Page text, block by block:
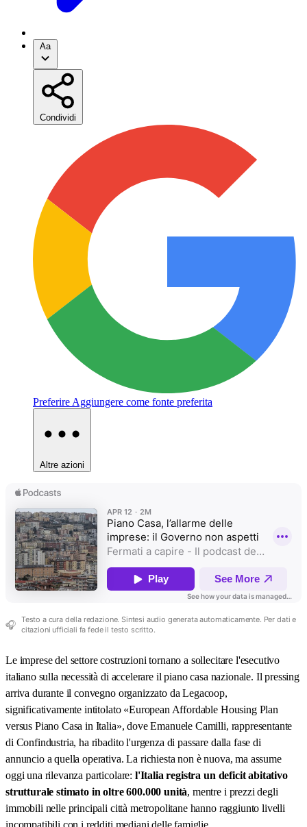
Aa
Condividi
Preferire Aggiungere come fonte preferita
Altre azioni
🎧 Testo a cura della redazione. Sintesi audio generata automaticamente. Per dati e
citazioni ufficiali fa fede il testo scritto.
Le imprese del settore costruzioni tornano a sollecitare l'esecutivo
italiano sulla necessità di accelerare il piano casa nazionale. Il pressing
arriva durante il convegno organizzato da Legacoop,
significativamente intitolato «European Affordable Housing Plan
versus Piano Casa in Italia», dove Emanuele Camilli, rappresentante
di Confindustria, ha ribadito l'urgenza di passare dalla fase di
annuncio a quella operativa. La richiesta non è nuova, ma assume
oggi una rilevanza particolare: l'Italia registra un deficit abitativo
strutturale stimato in oltre 600.000 unità, mentre i prezzi degli
immobili nelle principali città metropolitane hanno raggiunto livelli
incompatibili con i redditi mediani delle famiglie.